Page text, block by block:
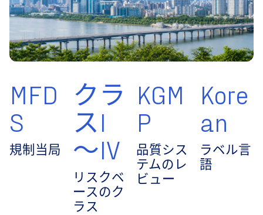
MFD
S
規制当局
クラ
スI
～IV
リスクベ
ースのク
ラス
KGM
P
品質シス
テムのレ
ビュー
Kore
an
ラベル言
語